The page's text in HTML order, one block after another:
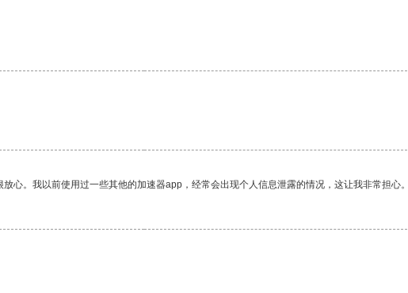
心。我以前使用过一些其他的加速器app，经常会出现个人信息泄露的情况，这让我非常担心。